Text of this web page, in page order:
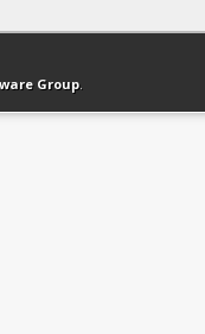
Version bas-débit
Group.